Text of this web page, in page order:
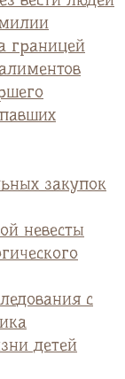
границей
закупок
невесты
с
детей